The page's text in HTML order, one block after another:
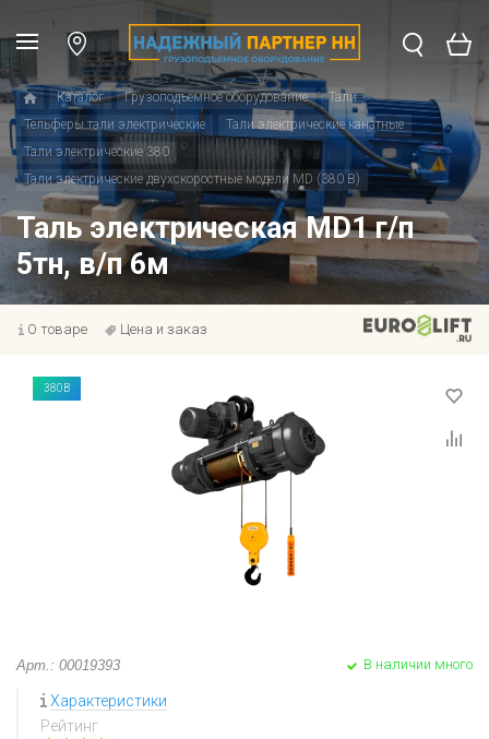
Каталог Грузоподъемное оборудование
Тали
Тельферы тали электрические
Тали электрические канатные
Тали электрические 380
Тали электрические двухскоростные модели MD (380 В)
Таль электрическая MD1 г/п
5тн, в/п 6м
О товаре Цена и заказ
380В
Арт.: 00019393 В наличии много
Характеристики
Рейтинг